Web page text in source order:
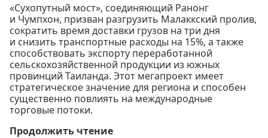
«Сухопутный мост», соединяющий Ранонг
и Чумпхон, призван разгрузить Малаккский пролив,
сократить время доставки грузов на три дня
и снизить транспортные расходы на 15%, а также
способствовать экспорту переработанной
сельскохозяйственной продукции из южных
провинций Таиланда. Этот мегапроект имеет
стратегическое значение для региона и способен
существенно повлиять на международные
торговые потоки.
Продолжить чтение